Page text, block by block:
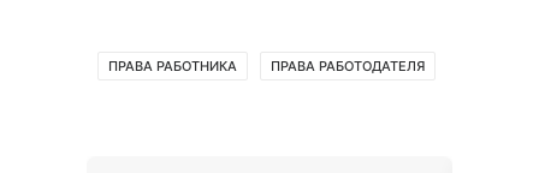
ПРАВА РАБОТНИКА ПРАВА РАБОТОДАТЕЛЯ